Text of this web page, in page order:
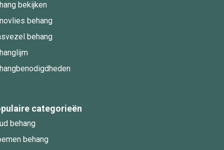
bekijken
behang
behang
categorieën
behang
behang